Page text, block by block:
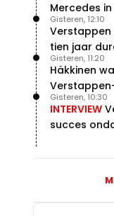
Mercedes
Verstappen
tien jaar
Gisteren, 12:10
Häkkinen
je?"
Gisteren, 11:20
INTERVIEW
succes
Gisteren, 10:30